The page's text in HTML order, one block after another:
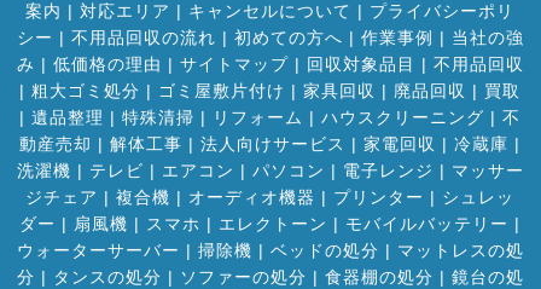
案内 | 対応エリア | キャンセルについて | プライバシーポリ
シー | 不用品回収の流れ | 初めての方へ | 作業事例 | 当社の強
み | 低価格の理由 | サイトマップ| 回収対象品目 | 不用品回収
| 粗大ゴミ処分 | ゴミ屋敷片付け | 家具回収 | 廃品回収 | 買取
| 遺品整理 | 特殊清掃 | リフォーム | ハウスクリーニング | 不
動産売却 | 解体工事 | 法人向けサービス | 家電回収 | 冷蔵庫 |
洗濯機 | テレビ | エアコン | パソコン | 電子レンジ | マッサー
ジチェア | 複合機 | オーディオ機器 | プリンター | シュレッ
ダー | 扇風機 | スマホ | エレクトーン | モバイルバッテリー |
ウォーターサーバー | 掃除機 | ベッドの処分 | マットレスの処
分 | タンスの処分 | ソファーの処分 | 食器棚の処分 | 鏡台の処